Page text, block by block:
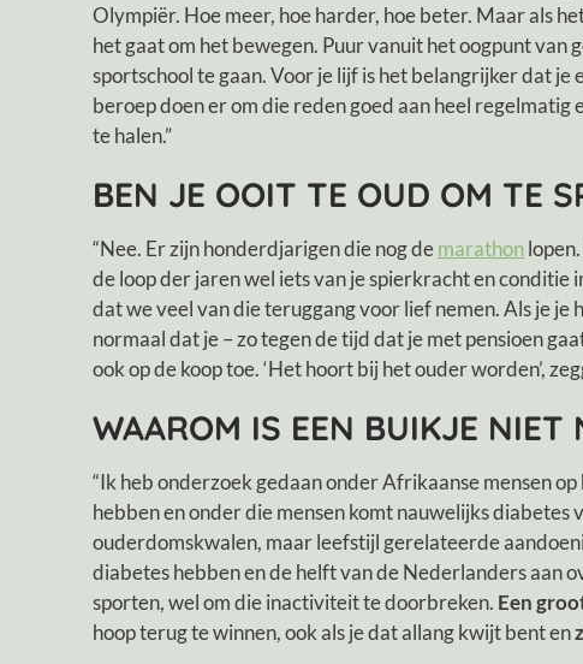
Olympiër. Hoe meer, hoe harder, hoe beter. Maar als
het gaat om het bewegen. Puur vanuit het oogpunt
sportschool te gaan. Voor je lijf is het belangrijker dat
beroep doen er om die reden goed aan heel
te halen.”
BEN JE OOIT TE OUD OM TE
“Nee. Er zijn honderdjarigen die nog demarathon
de loop der jaren wel iets van je spierkracht en
dat we veel van die teruggang voor lief nemen. Als je
normaal dat je – zo tegen de tijd dat je met pensioen
ook op de koop toe. ‘Het hoort bij het ouder worden’,
WAAROM IS EEN BUIKJE NIET
“Ik heb onderzoek gedaan onder Afrikaanse mensen
hebben en onder die mensen komt nauwelijks diabetes
ouderdomskwalen, maar leefstijl gerelateerde
diabetes hebben en de helft van de Nederlanders aan
sporten, wel om die inactiviteit te doorbreken. Een
hoop terug te winnen, ook als je dat allang kwijt bent en